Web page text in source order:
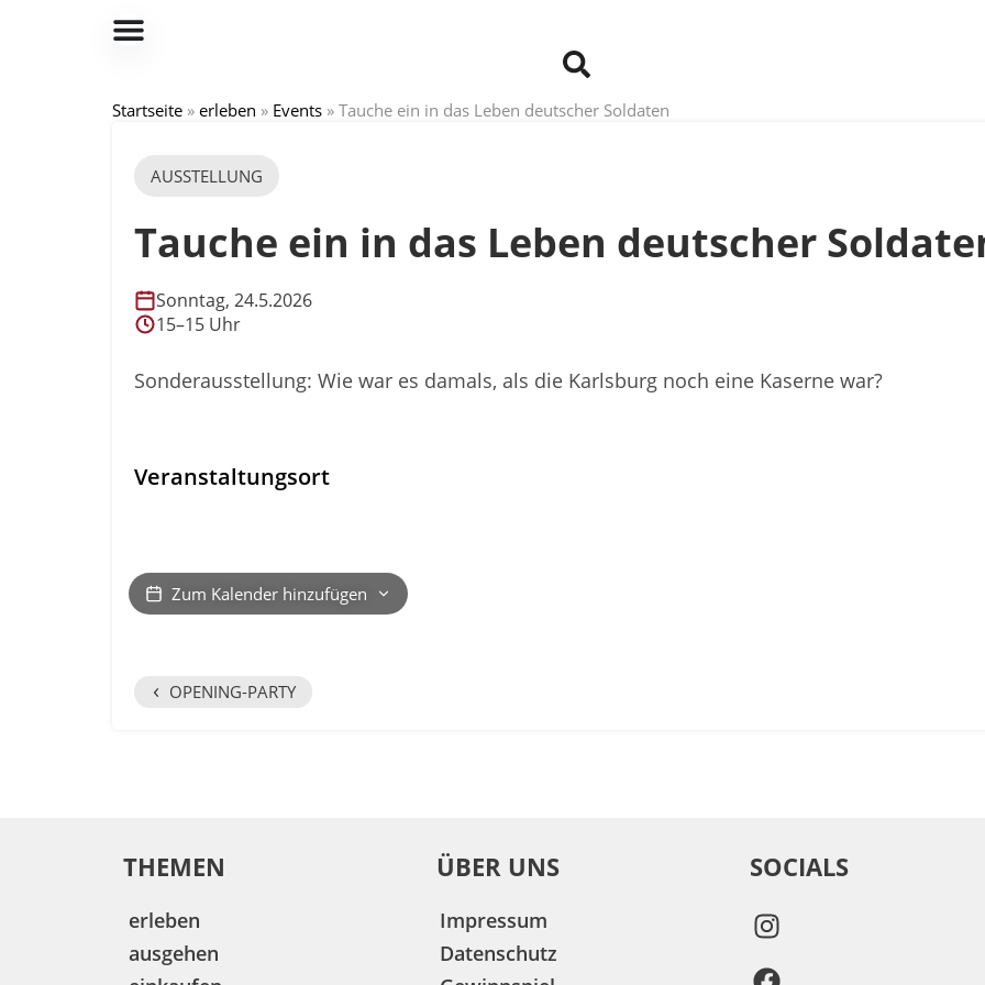
Startseite » erleben » Events » Tauche ein in das Leben deutscher Soldaten
AUSSTELLUNG
Tauche ein in das Leben deutscher
Sonntag, 24.5.2026
15–15 Uhr
Sonderausstellung: Wie war es damals, als die Karlsburg noch eine Kaserne war?
Veranstaltungsort
Zum Kalender hinzufügen
‹ OPENING-PARTY
THEMEN
erleben
ausgehen
ÜBER UNS
Impressum
Datenschutz
SOCIALS